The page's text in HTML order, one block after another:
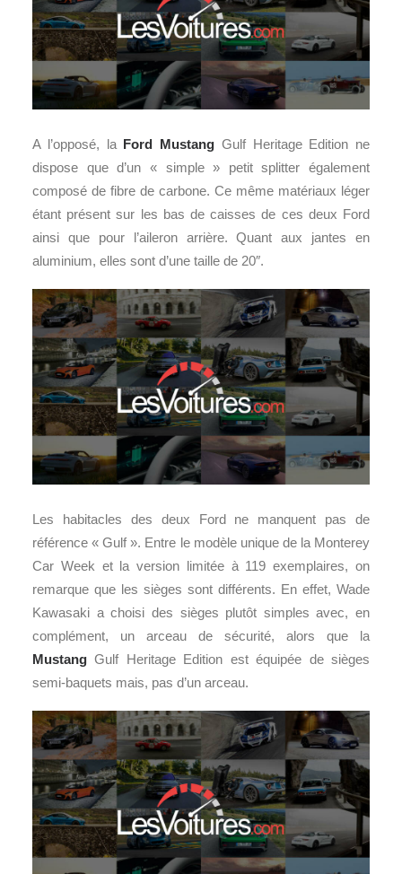
A l’opposé, la Ford Mustang Gulf Heritage Edition ne
dispose que d’un « simple » petit splitter également
composé de fibre de carbone. Ce même matériaux léger
étant présent sur les bas de caisses de ces deux Ford
ainsi que pour l’aileron arrière. Quant aux jantes en
aluminium, elles sont d’une taille de 20″.
Les habitacles des deux Ford ne manquent pas de
référence « Gulf ». Entre le modèle unique de la Monterey
Car Week et la version limitée à 119 exemplaires, on
remarque que les sièges sont différents. En effet, Wade
Kawasaki a choisi des sièges plutôt simples avec, en
complément, un arceau de sécurité, alors que la
Mustang Gulf Heritage Edition est équipée de sièges
semi-baquets mais, pas d’un arceau.